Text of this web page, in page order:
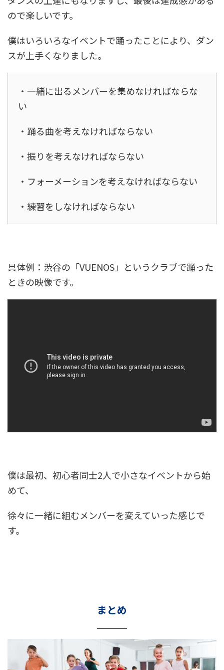
ので楽しいです。
僕はいろいろなイベントで踊ったことにより、ダン
スが上手くなりました。
・一緒に出るメンバーを集めなければならな
い
・踊る曲を考えなければならない
・振りを考えなければならない
・フォーメーションを考えなければならない
・練習をしなければならない
具体例：渋谷の「VUENOS」というクラブで踊った
ときの映像です。
僕は最初、初心者同士2人で小さなイベントから始
めて、
徐々に一緒に組むメンバーを変えていった感じで
す。
まとめ